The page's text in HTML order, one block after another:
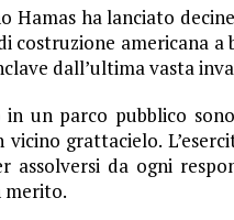
Hamas ha lanciato
costruzione americana
dall’ultima vasta
in un parco pubblico
vicino grattacielo.
assolversi da ogni
merito.